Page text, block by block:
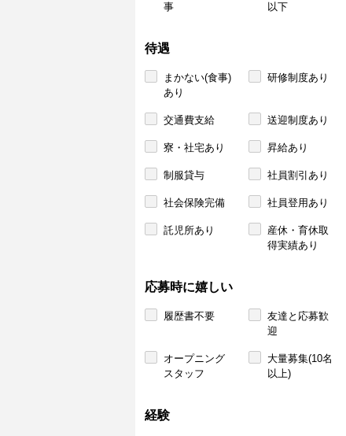
事
以下
待遇
まかない(食事)
あり
研修制度あり
交通費支給 送迎制度あり
寮・社宅あり 昇給あり
制服貸与 社員割引あり
社会保険完備 社員登用あり
託児所あり
産休・育休取
得実績あり
応募時に嬉しい
履歴書不要
友達と応募歓
迎
オープニング
スタッフ
大量募集(10名
以上)
経験